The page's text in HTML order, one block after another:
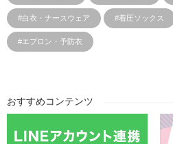
#白衣・ナースウェア #着圧ソックス
#エプロン・予防衣
おすすめコンテンツ